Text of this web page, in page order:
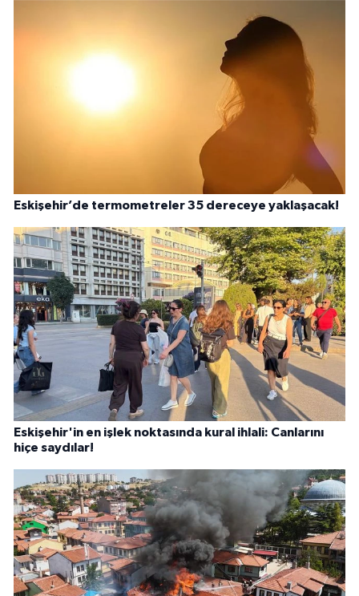
Eskişehir’de termometreler 35 dereceye yaklaşacak!
Eskişehir'in en işlek noktasında kural ihlali: Canlarını
hiçe saydılar!